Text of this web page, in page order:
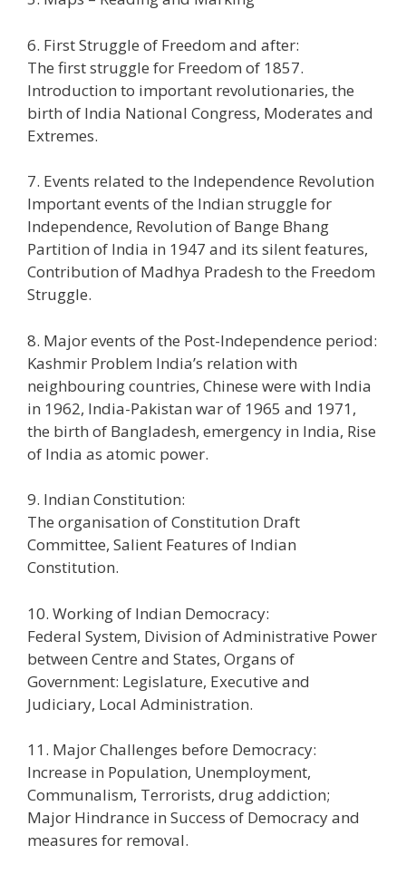
6. First Struggle of Freedom and after:
The first struggle for Freedom of 1857.
Introduction to important revolutionaries, the
birth of India National Congress, Moderates and
Extremes.
7. Events related to the Independence Revolution
Important events of the Indian struggle for
Independence, Revolution of Bange Bhang
Partition of India in 1947 and its silent features,
Contribution of Madhya Pradesh to the Freedom
Struggle.
8. Major events of the Post-Independence period:
Kashmir Problem India’s relation with
neighbouring countries, Chinese were with India
in 1962, India-Pakistan war of 1965 and 1971,
the birth of Bangladesh, emergency in India, Rise
of India as atomic power.
9. Indian Constitution:
The organisation of Constitution Draft
Committee, Salient Features of Indian
Constitution.
10. Working of Indian Democracy:
Federal System, Division of Administrative Power
between Centre and States, Organs of
Government: Legislature, Executive and
Judiciary, Local Administration.
11. Major Challenges before Democracy:
Increase in Population, Unemployment,
Communalism, Terrorists, drug addiction;
Major Hindrance in Success of Democracy and
measures for removal.